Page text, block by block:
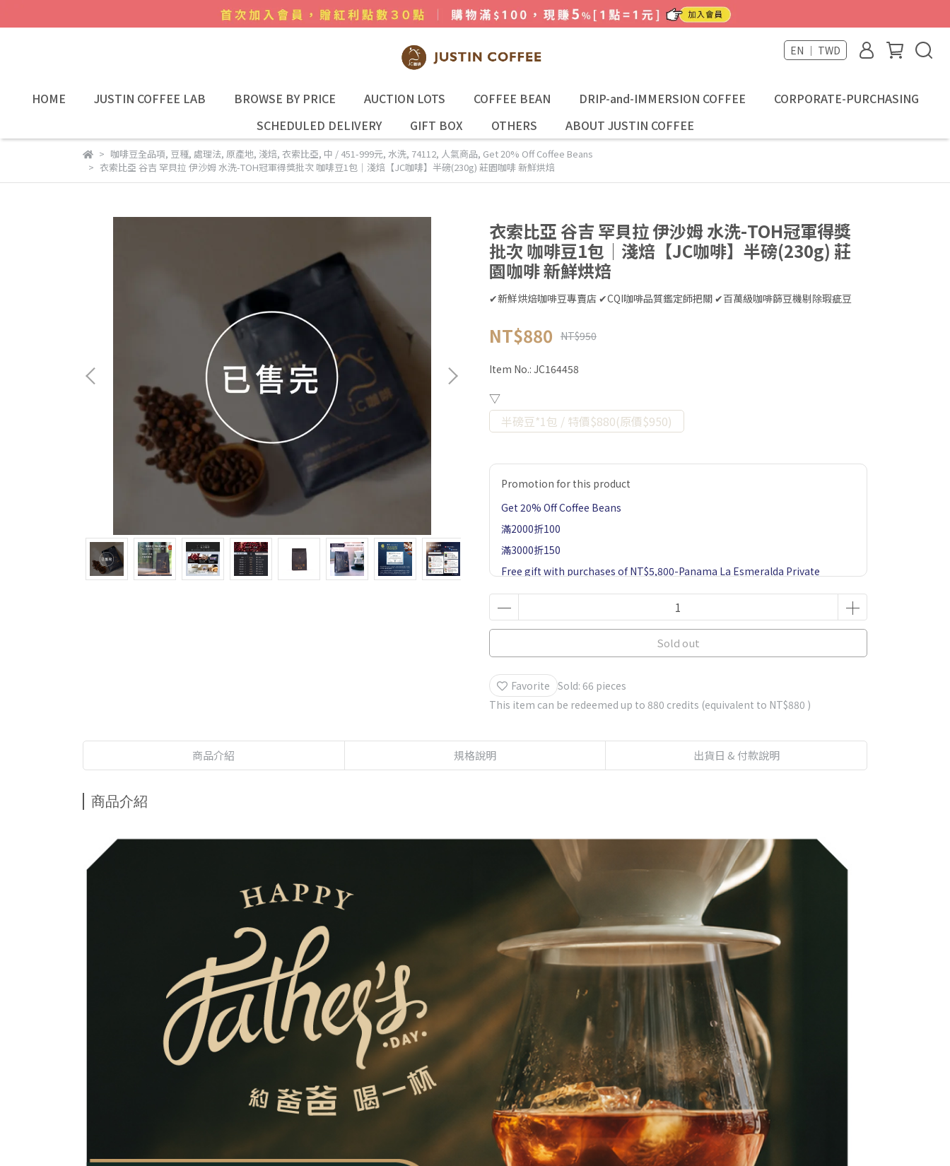
EN ｜ TWD
HOME JUSTIN COFFEE LAB BROWSE BY PRICE AUCTION LOTS COFFEE BEAN DRIP-and-IMMERSION COFFEE
CORPORATE-PURCHASING
SCHEDULED DELIVERY
GIFT BOX OTHERS ABOUT JUSTIN COFFEE
咖啡豆全品項, 豆種, 處理法, 原產地, 淺焙, 衣索比亞, 中 / 451-999元, 水洗, 74112, 人氣商品, Get 20% Off Coffee Beans
衣索比亞 谷吉 罕貝拉 伊沙姆 水洗-TOH冠軍得獎批次 咖啡豆1包│淺焙【JC咖啡】半磅(230g) 莊園咖啡 新鮮烘焙
衣索比亞 谷吉 罕貝拉 伊沙姆 水洗-TOH冠軍得獎
批次 咖啡豆1包│淺焙【JC咖啡】半磅(230g) 莊
園咖啡 新鮮烘焙
✔新鮮烘焙咖啡豆專賣店 ✔CQI咖啡品質鑑定師把關 ✔百萬級咖啡篩豆機剔除瑕疵豆
NT$880 NT$950
Item No.: JC164458
▽
半磅豆*1包 / 特價$880(原價$950)
Promotion for this product
Get 20% Off Coffee Beans
滿2000折100
滿3000折150
Free gift with purchases of NT$5,800-Panama La Esmeralda Private
Free gift with purchases of NT$1,500-Ethiopia Gesha Village or Fair Trade
Geisha*1 Drip bag coffee-Market price $85
Free gift with purchases of NT$2,500-5 Single Estates Drip Coffee 1 Box-
Free gift with purchases of NT$3,800-Panama La Esmeralda Red Leble
Geisha 20g 1 Pack-Market price $750
pack randomly-Market price $80
Sold out
Favorite Sold: 66 pieces
This item can be redeemed up to 880 credits (equivalent to NT$880 )
商品介紹 規格說明 出貨日 & 付款說明
商品介紹